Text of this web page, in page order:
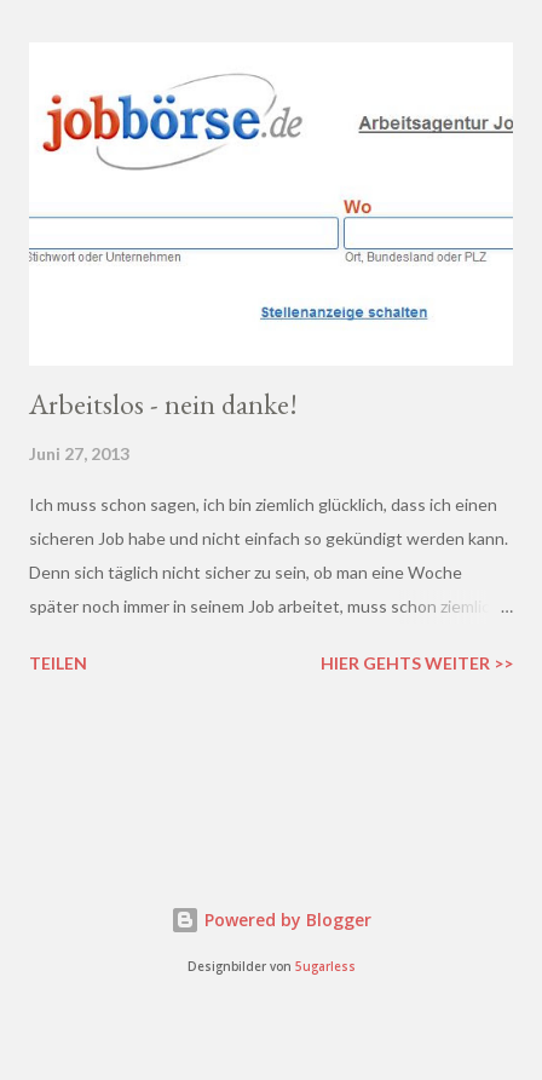
Arbeitslos - nein danke!
Juni 27, 2013
Ich muss schon sagen, ich bin ziemlich glücklich, dass ich einen
sicheren Job habe und nicht einfach so gekündigt werden kann.
Denn sich täglich nicht sicher zu sein, ob man eine Woche
später noch immer in seinem Job arbeitet, muss schon ziemlich
derzeitigen Situation kommt es ja leider gar nicht so wenig vor,
TEILEN HIER GEHTS WEITER >>
Powered by Blogger
Designbilder von 5ugarless